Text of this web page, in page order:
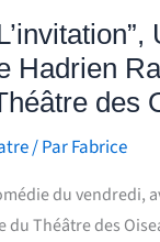
Hadrien
des
/ ParFabrice
du vendredi,
du Théâtre des